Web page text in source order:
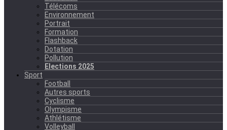
Télécoms
Environnement
Portrait
Formation
Flashback
Dotation
Pollution
Elections 2025
Sport
Football
Autres sports
Cyclisme
Olympisme
Athlétisme
Volleyball